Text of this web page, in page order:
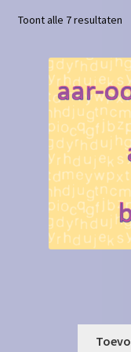
Contact
Homepagina
Mijn account
Privacy Policy
Winkelmand
Winkel
Toont alle 7 resultaten